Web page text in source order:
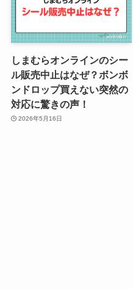
しまむらオンラインのシー
ル販売中止はなぜ？ボンボ
ンドロップ買えない突然の
対応に驚きの声！
2026年5月16日